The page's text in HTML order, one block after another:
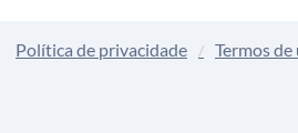
Política de privacidade Termos de